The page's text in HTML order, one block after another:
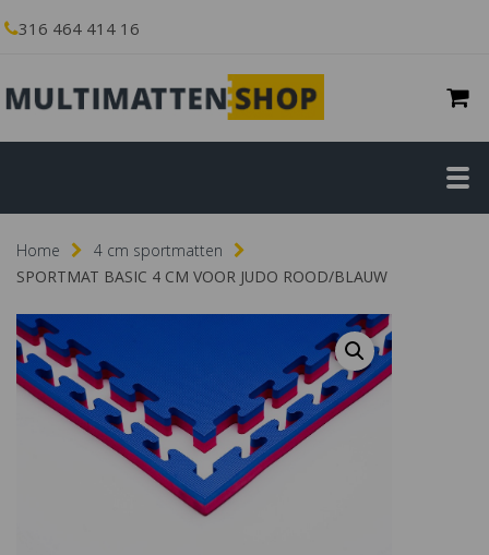
316 464 414 16
Home
4 cm sportmatten
SPORTMAT BASIC 4 CM VOOR JUDO ROOD/BLAUW